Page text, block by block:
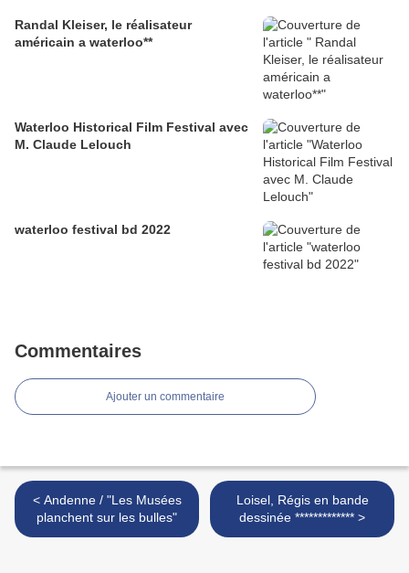
Randal Kleiser, le réalisateur
américain a waterloo**
Waterloo Historical Film Festival avec
M. Claude Lelouch
waterloo festival bd 2022
Commentaires
Ajouter un commentaire
< Andenne / "Les Musées
planchent sur les bulles"
Loisel, Régis en bande
dessinée ************* >